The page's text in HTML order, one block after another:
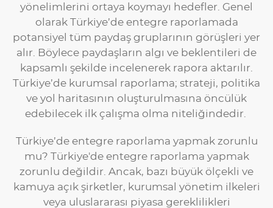
yönelimlerini ortaya koymayı hedefler. Genel
olarak Türkiye’de entegre raporlamada
potansiyel tüm paydaş gruplarının görüşleri yer
alır. Böylece paydaşların algı ve beklentileri de
kapsamlı şekilde incelenerek rapora aktarılır.
Türkiye’de kurumsal raporlama; strateji, politika
ve yol haritasının oluşturulmasına öncülük
edebilecek ilk çalışma olma niteliğindedir.
Türkiye’de entegre raporlama yapmak zorunlu
mu? Türkiye'de entegre raporlama yapmak
zorunlu değildir. Ancak, bazı büyük ölçekli ve
kamuya açık şirketler, kurumsal yönetim ilkeleri
veya uluslararası piyasa gereklilikleri